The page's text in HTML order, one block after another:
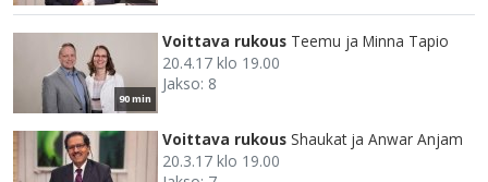
90 min
Voittava rukous Teemu ja Minna Tapio
20.4.17 klo 19.00
Jakso: 8
Voittava rukous Shaukat ja Anwar Anjam
20.3.17 klo 19.00